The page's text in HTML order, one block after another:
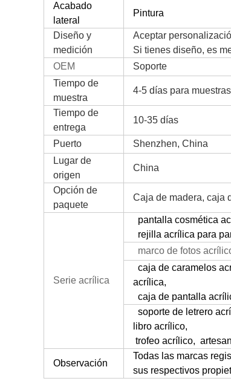
Acabado
lateral
Pintura
Diseño y
medición
Aceptar
Si tienes diseño, es
OEM
Soporte
Tiempo de
muestra
4-5 días para
Tiempo de
entrega
10-35 días
Puerto
Shenzhen, China
Lugar de
origen
China
Opción de
paquete
Caja de madera, caja
Serie acrílica
pantalla cosmética
rejilla acrílica para
marco de fotos
caja de caramelos
acrílica,
caja de pantalla
soporte de letrero
libro acrílico,
trofeo acrílico,
Observación
Todas las marcas
sus respectivos